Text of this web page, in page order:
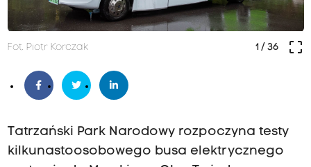
Fot. Piotr Korczak crop_free
1/ 36
Tatrzański Park Narodowy rozpoczyna testy
kilkunastoosobowego busa elektrycznego